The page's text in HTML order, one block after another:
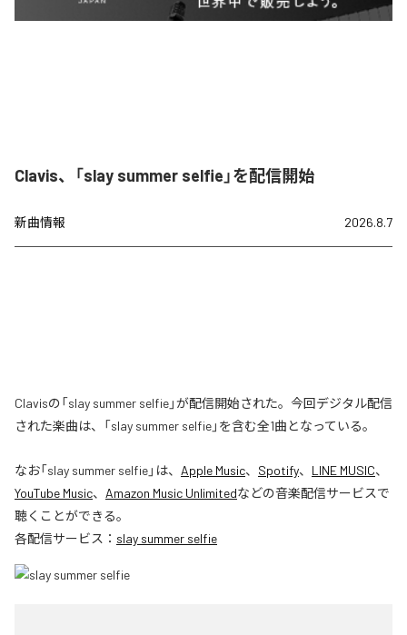
Clavis、「slay summer selfie」を配信開始
新曲情報 2026.8.7
Clavisの「slay summer selfie」が配信開始された。今回デジタル配信
された楽曲は、「slay summer selfie」を含む全1曲となっている。
なお「slay summer selfie」は、 Apple Music、 Spotify、 LINE MUSIC、
YouTube Music、 Amazon Music Unlimitedなどの音楽配信サービスで
聴くことができる。
各配信サービス： slay summer selfie